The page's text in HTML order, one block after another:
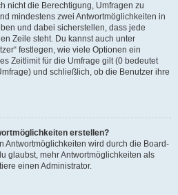
nicht die Berechtigung, Umfragen zu
mindestens zwei Antwortmöglichkeiten in
und dabei sicherstellen, dass jede
Zeile steht. Du kannst auch unter
festlegen, wie viele Optionen ein
Zeitlimit für die Umfrage gilt (0 bedeutet
und schließlich, ob die Benutzer ihre
erstellen?
Antwortmöglichkeiten wird durch die Board-
glaubst, mehr Antwortmöglichkeiten als
einen Administrator.